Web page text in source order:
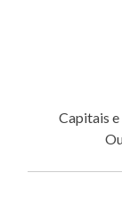
Capitais